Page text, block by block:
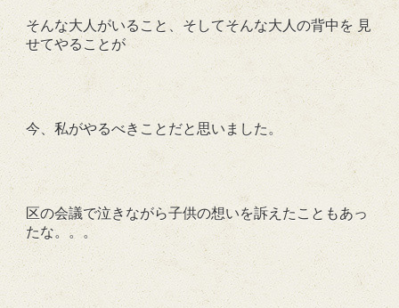
そんな大人がいること、そしてそんな大人の背中を 見
せてやることが
今、私がやるべきことだと思いました。
区の会議で泣きながら子供の想いを訴えたこともあっ
たな。。。